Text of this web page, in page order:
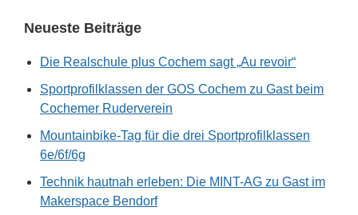
Neueste Beiträge
Die Realschule plus Cochem sagt „Au revoir“
Sportprofilklassen der GOS Cochem zu Gast beim
Cochemer Ruderverein
Mountainbike-Tag für die drei Sportprofilklassen
6e/6f/6g
Technik hautnah erleben: Die MINT-AG zu Gast im
Makerspace Bendorf